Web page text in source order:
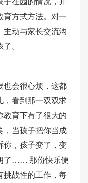
育方式方法。对一
主动与家长交流沟
。
也会很心烦，这都
，看到那一双双求
教育下有了很大的
，当孩子把你当成
你，孩子变了，变
了…… 那份快乐便
挑战性的工作，每